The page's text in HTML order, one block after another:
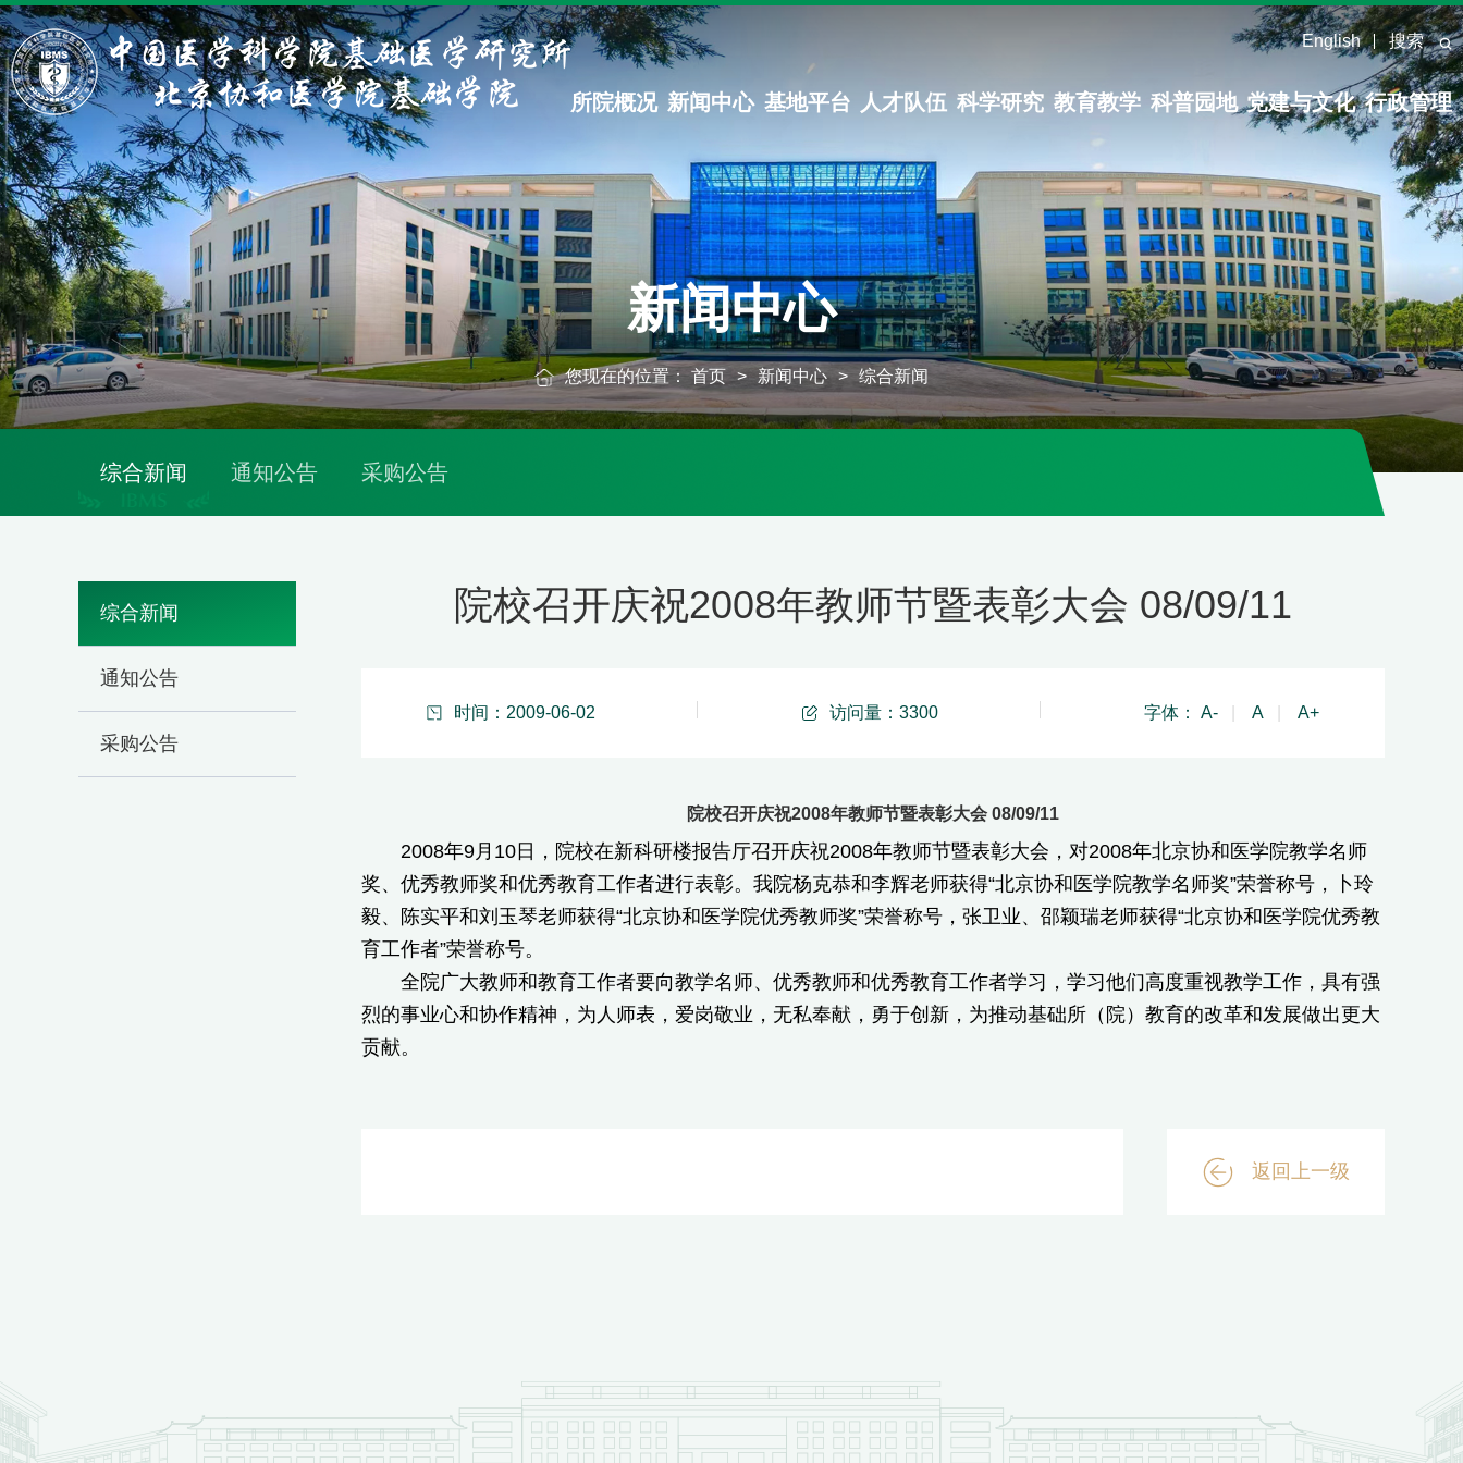
English 搜索
所院概况 新闻中心 基地平台 人才队伍 科学研究 教育教学 科普园地 党建与文化 行政管理
新闻中心
您现在的位置： 首页 > 新闻中心 > 综合新闻
综合新闻 通知公告 采购公告
综合新闻
通知公告
采购公告
院校召开庆祝2008年教师节暨表彰大会 08/09/11
时间：2009-06-02 访问量： 3300 字体： A- A A+
院校召开庆祝2008年教师节暨表彰大会 08/09/11
2008年9月10日，院校在新科研楼报告厅召开庆祝2008年教师节暨表彰大会，对2008年北京协和医学院教学名师
奖、优秀教师奖和优秀教育工作者进行表彰。我院杨克恭和李辉老师获得“北京协和医学院教学名师奖”荣誉称号，卜玲
毅、陈实平和刘玉琴老师获得“北京协和医学院优秀教师奖”荣誉称号，张卫业、邵颖瑞老师获得“北京协和医学院优秀教
育工作者”荣誉称号。
全院广大教师和教育工作者要向教学名师、优秀教师和优秀教育工作者学习，学习他们高度重视教学工作，具有强
烈的事业心和协作精神，为人师表，爱岗敬业，无私奉献，勇于创新，为推动基础所（院）教育的改革和发展做出更大
贡献。
返回上一级